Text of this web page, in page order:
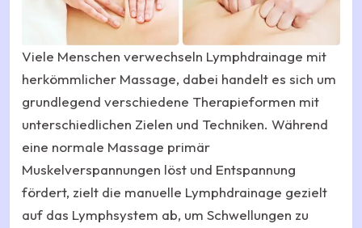
Viele Menschen verwechseln Lymphdrainage mit
herkömmlicher Massage, dabei handelt es sich um
grundlegend verschiedene Therapieformen mit
unterschiedlichen Zielen und Techniken. Während
eine normale Massage primär
Muskelverspannungen löst und Entspannung
fördert, zielt die manuelle Lymphdrainage gezielt
auf das Lymphsystem ab, um Schwellungen zu